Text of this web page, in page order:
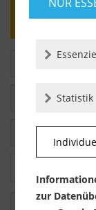
Statistik
zur